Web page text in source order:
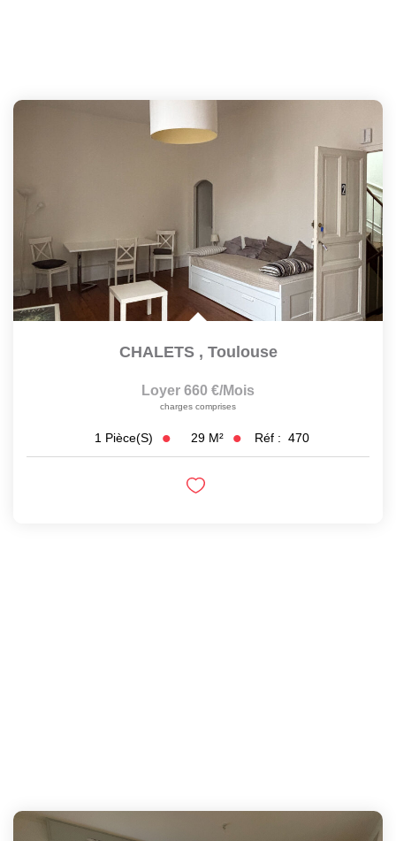
CHALETS , Toulouse
Loyer 660 €/mois
charges comprises
1 Pièce(s) 29 M² Réf : 470